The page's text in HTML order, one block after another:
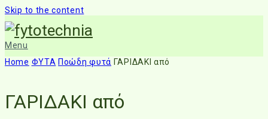
Skip to the content
Menu
Home ΦΥΤΑ Ποώδη φυτά ΓΑΡΙΔΑΚΙ από
ΓΑΡΙΔΑΚΙ από